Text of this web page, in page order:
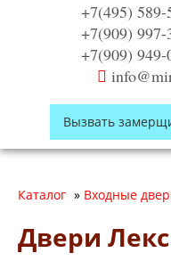
+7(495) 589-
+7(909) 997-
+7(909) 949-
Вызвать
Каталог » Входные
Двери Лекс